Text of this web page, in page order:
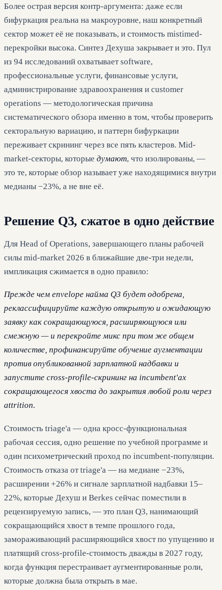
Более острая версия контр-аргумента: даже если
бифуркация реальна на макроуровне, наш конкретный
сектор может её не показывать, и стоимость mistimed-
перекройки высока. Синтез Дехуша закрывает и это. Пул
из 94 исследований охватывает software,
профессиональные услуги, финансовые услуги,
администрирование здравоохранения и customer
operations — методологическая причина
систематического обзора именно в том, чтобы проверить
секторальную вариацию, и паттерн бифуркации
переживает скрининг через все пять кластеров. Mid-
market-секторы, которые думают, что изолированы, —
это те, которые обзор называет уже находящимися внутри
медианы −23%, а не вне её.
Решение Q3, сжатое в одно действие
Для Head of Operations, завершающего планы рабочей
силы mid-market 2026 в ближайшие две-три недели,
импликация сжимается в одно правило:
Прежде чем envelope найма Q3 будет одобрена,
реклассифицируйте каждую открытую и ожидающую
заявку как сокращающуюся, расширяющуюся или
смежную — и перекройте микс при том же общем
количестве, профинансируйте обучение аугментации
против опубликованной зарплатной надбавки и
запустите cross-profile-скрининг на incumbent'ах
сокращающегося хвоста до закрытия любой роли через
attrition.
Стоимость triage'а — одна кросс-функциональная
рабочая сессия, одно решение по учебной программе и
один психометрический проход по incumbent-популяции.
Стоимость отказа от triage'а — на медиане −23%,
расширении +26% и сигнале зарплатной надбавки 15–
22%, которые Дехуш и Berkes сейчас поместили в
рецензируемую запись, — это план Q3, нанимающий
сокращающийся хвост в темпе прошлого года,
замораживающий расширяющийся хвост по упущению и
платящий cross-profile-стоимость дважды в 2027 году,
когда функция перестраивает аугментированные роли,
которые должна была открыть в мае.